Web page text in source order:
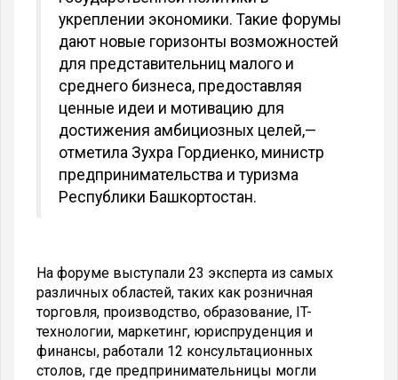
укреплении экономики. Такие форумы
дают новые горизонты возможностей
для представительниц малого и
среднего бизнеса, предоставляя
ценные идеи и мотивацию для
достижения амбициозных целей,—
отметила Зухра Гордиенко, министр
предпринимательства и туризма
Республики Башкортостан.
На форуме выступали 23 эксперта из самых
различных областей, таких как розничная
торговля, производство, образование, IT-
технологии, маркетинг, юриспруденция и
финансы, работали 12 консультационных
столов, где предпринимательницы могли